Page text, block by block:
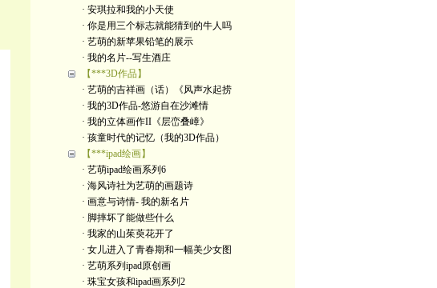
· 安琪拉和我的小天使
· 你是用三个标志就能猜到的牛人吗
· 艺萌的新苹果铅笔的展示
· 我的名片--写生酒庄
【***3D作品】
· 艺萌的吉祥画（话）《风声水起捞
· 我的3D作品-悠游自在沙滩情
· 我的立体画作II《层峦叠嶂》
· 孩童时代的记忆（我的3D作品）
【***ipad绘画】
· 艺萌ipad绘画系列6
· 海风诗社为艺萌的画题诗
· 画意与诗情- 我的新名片
· 脚摔坏了能做些什么
· 我家的山茱萸花开了
· 女儿进入了青春期和一幅美少女图
· 艺萌系列ipad原创画
· 珠宝女孩和ipad画系列2